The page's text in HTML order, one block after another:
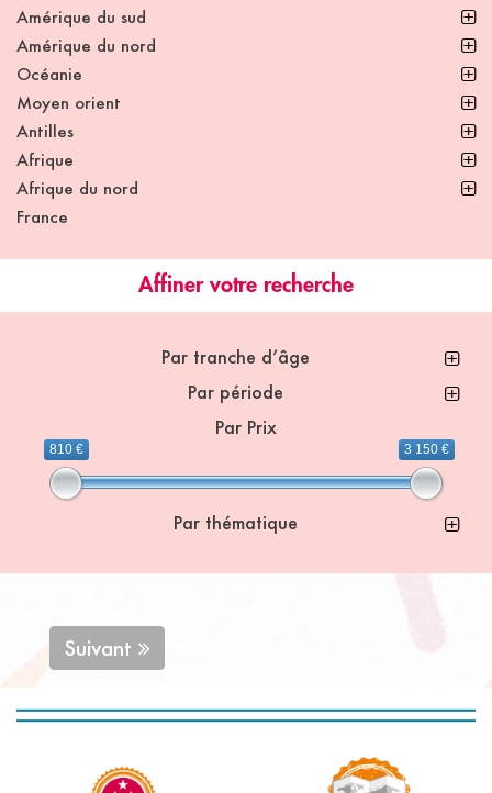
Amérique du sud
Amérique du nord
Océanie
Moyen orient
Antilles
Afrique
Afrique du nord
France
Affiner votre recherche
Par tranche d’âge
Par période
Par Prix
810 € 3 150 €
Par thématique
Suivant